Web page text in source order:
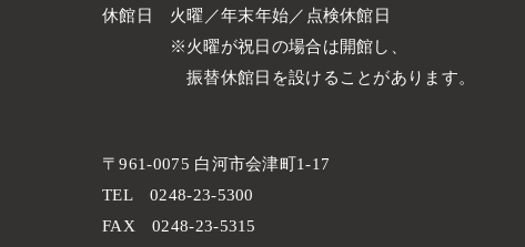
休館日
火曜／年末年始／点検休館日
火曜が祝日の場合は開館し、
振替休館日を設けることがあります。
〒961-0075 白河市会津町1-17
TEL
0248-23-5300
FAX
0248-23-5315